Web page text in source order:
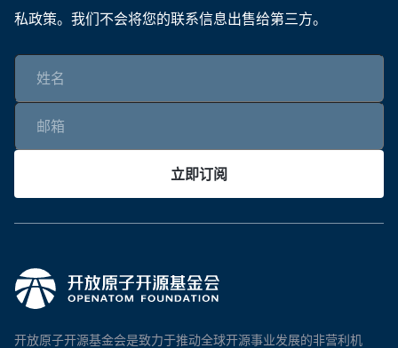
私政策。我们不会将您的联系信息出售给第三方。
立即订阅
开放原子开源基金会是致力于推动全球开源事业发展的非营利机